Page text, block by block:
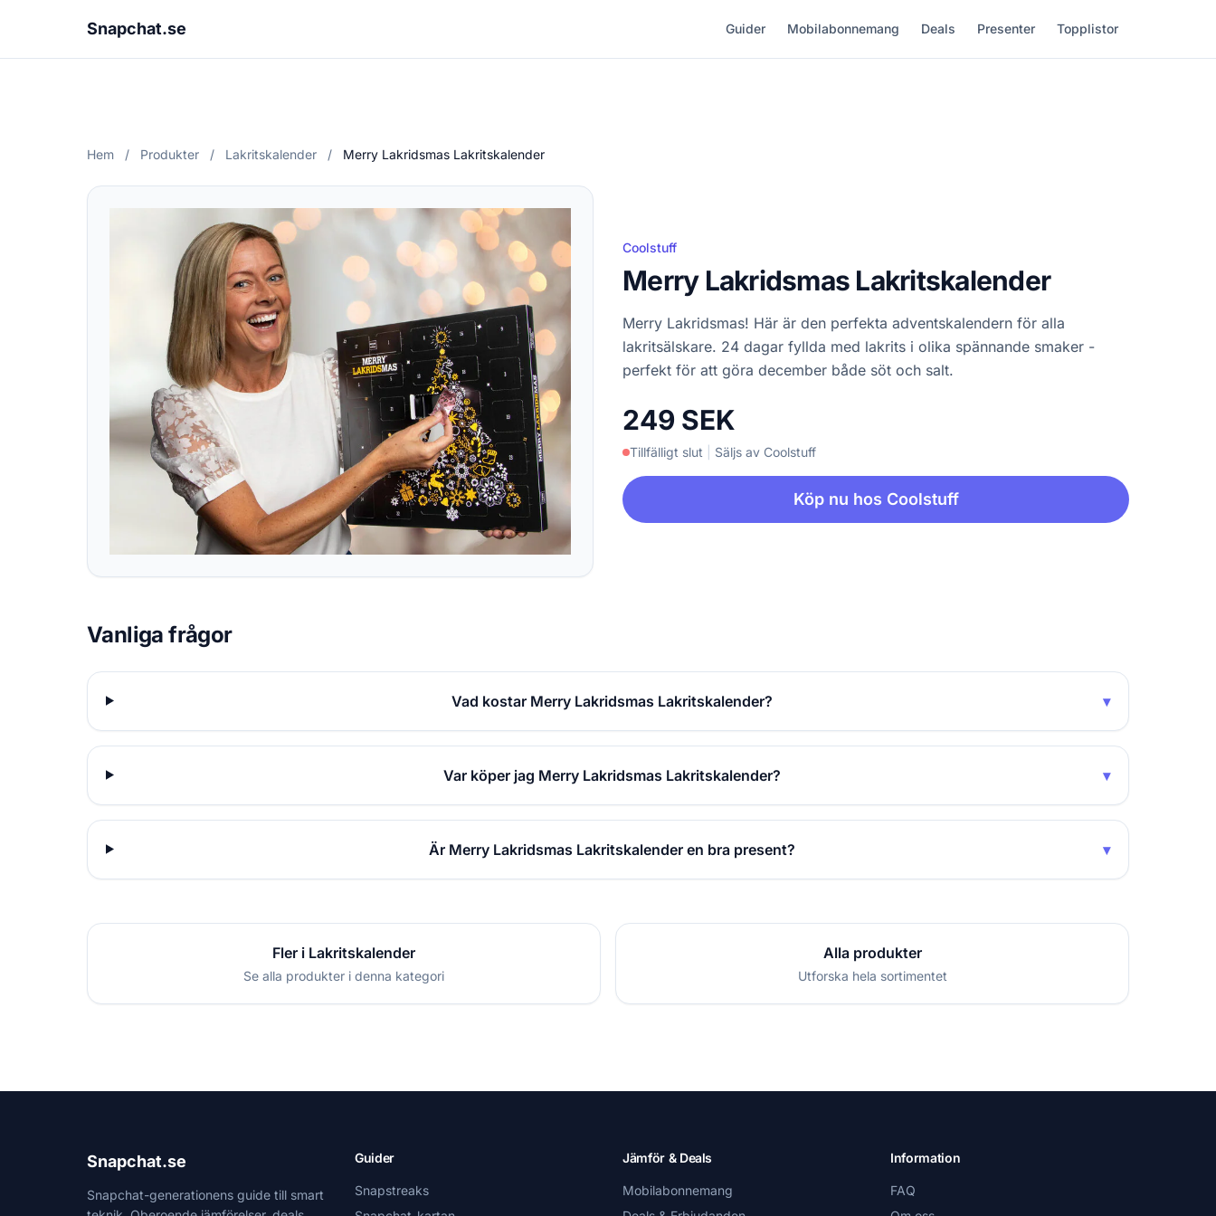
Snapchat.se Guider Mobilabonnemang Deals Presenter Topplistor
Hem / Produkter / Lakritskalender / Merry Lakridsmas Lakritskalender
Coolstuff
Merry Lakridsmas Lakritskalender
Merry Lakridsmas! Här är den perfekta adventskalendern för alla
lakritsälskare. 24 dagar fyllda med lakrits i olika spännande smaker -
perfekt för att göra december både söt och salt.
249 SEK
Tillfälligt slut Säljs av Coolstuff
Köp nu hos Coolstuff
Vanliga frågor
Vad kostar Merry Lakridsmas Lakritskalender? ▾
Var köper jag Merry Lakridsmas Lakritskalender? ▾
Är Merry Lakridsmas Lakritskalender en bra present? ▾
Fler i Lakritskalender
Se alla produkter i denna kategori
Alla produkter
Utforska hela sortimentet
Snapchat.se
Snapchat-generationens guide till smart
Guider
Snapstreaks
Jämför & Deals
Mobilabonnemang
Information
FAQ